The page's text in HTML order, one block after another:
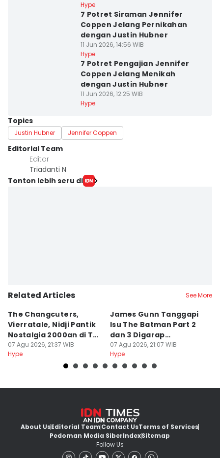
Hype
7 Potret Siraman Jennifer
Coppen Jelang Pernikahan
dengan Justin Hubner
11 Jun 2026, 14:56 WIB
Hype
7 Potret Pengajian Jennifer
Coppen Jelang Menikah
dengan Justin Hubner
11 Jun 2026, 12:25 WIB
Hype
Topics
Justin Hubner Jennifer Coppen
Editorial Team
Editor
Triadanti N
Tonton lebih seru di
Related Articles See More
The Changcuters,
Vierratale, Nidji Pantik
Nostalgia 2000an di TSP
2026
07 Agu 2026, 21:37 WIB
Hype
James Gunn Tanggapi
Isu The Batman Part 2
dan 3 Digarap
Bersamaan
07 Agu 2026, 21:07 WIB
Hype
About UsEditorial TeamContact UsTerms of Services
Pedoman Media SiberIndexSitemap
Follow Us